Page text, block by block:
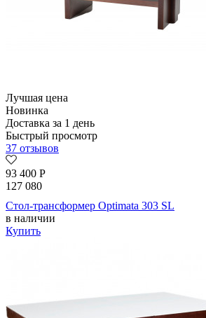
Лучшая цена
Новинка
Доставка за 1 день
Быстрый просмотр
37 отзывов
93 400 Р
127 080
Стол-трансформер Optimata 303 SL
в наличии
Купить